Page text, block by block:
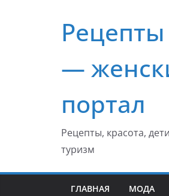
содержимомуРецепты
—
портал
Рецепты, красота,
туризм
ГЛАВНАЯ МОДА